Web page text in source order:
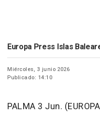
Europa Press Islas
Miércoles, 3 junio 2026
Publicado: 14:10
PALMA 3 Jun.